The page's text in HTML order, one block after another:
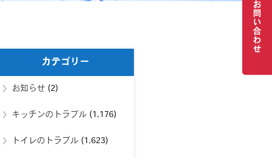
カテゴリー
お知らせ (2)
キッチンのトラブル(1,176)
トイレのトラブル(1,623)
お
問
い
合
わ
せ